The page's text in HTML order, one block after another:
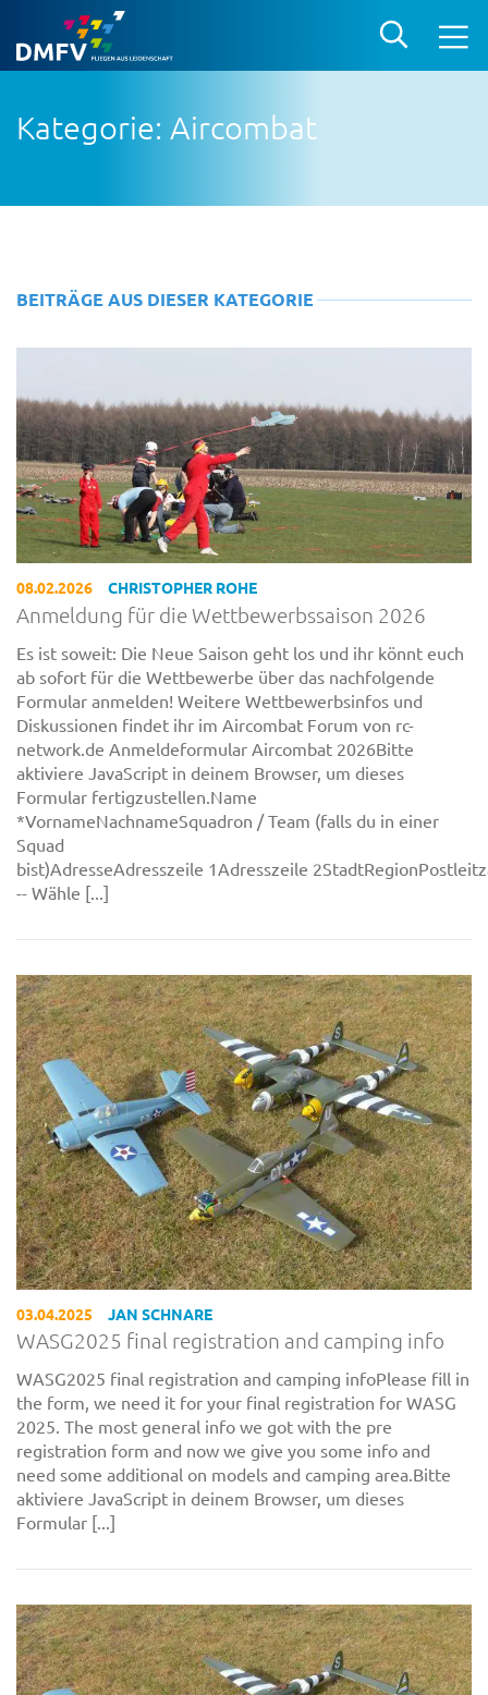
Kategorie: Aircombat
BEITRÄGE AUS DIESER KATEGORIE
08.02.2026 CHRISTOPHER ROHE
Anmeldung für die Wettbewerbssaison 2026
Es ist soweit: Die Neue Saison geht los und ihr könnt euch
ab sofort für die Wettbewerbe über das nachfolgende
Formular anmelden! Weitere Wettbewerbsinfos und
Diskussionen findet ihr im Aircombat Forum von rc-
network.de Anmeldeformular Aircombat 2026Bitte
aktiviere JavaScript in deinem Browser, um dieses
Formular fertigzustellen.Name
*VornameNachnameSquadron / Team (falls du in einer
Squad
bist)AdresseAdresszeile 1Adresszeile
-- Wähle [...]
03.04.2025 JAN SCHNARE
WASG2025 final registration and camping info
WASG2025 final registration and camping infoPlease fill in
the form, we need it for your final registration for WASG
2025. The most general info we got with the pre
registration form and now we give you some info and
need some additional on models and camping area.Bitte
aktiviere JavaScript in deinem Browser, um dieses
Formular [...]